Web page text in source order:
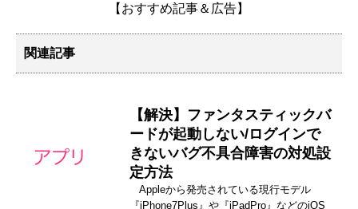
【おすすめ記事＆広告】
関連記事
【解決】ファンタスティックバ
ードが起動しない/ログインで
きないバグ不具合障害の対処設
定方法
Appleから発売されている現行モデル
『iPhone7Plus』や『iPadPro』などのiOS